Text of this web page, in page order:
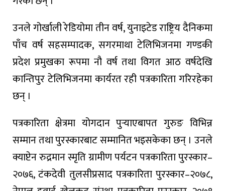
उनले गोर्खाली रेडियोमा तीन वर्ष, युनाइटेड राष्ट्रिय दैनिकमा
पाँच वर्ष सहसम्पादक, सगरमाथा टेलिभिजनमा गण्डकी
प्रदेश प्रमुखका रूपमा नौ वर्ष तथा विगत आठ वर्षदेखि
कान्तिपुर टेलिभिजनमा कार्यरत रही पत्रकारिता गरिरहेका
छन् ।
पत्रकारिता क्षेत्रमा योगदान पुर्‍याएबापत गुरुङ विभिन्न
सम्मान तथा पुरस्कारबाट सम्मानित भइसकेका छन् । उनले
क्याप्टेन रुद्रमान स्मृति ग्रामीण पर्यटन पत्रकारिता पुरस्कार–
२०७६, टंकदेवी तुलसीप्रसाद पत्रकारिता पुरस्कार–२०७८,